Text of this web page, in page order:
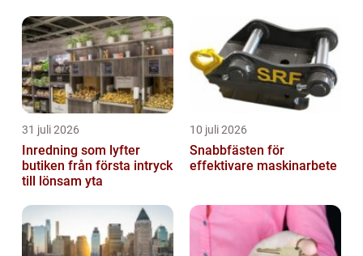
möjligheten att...
31 juli 2026
Inredning som lyfter
butiken från första intryck
till lönsam yta
10 juli 2026
Snabbfästen för
effektivare maskinarbete